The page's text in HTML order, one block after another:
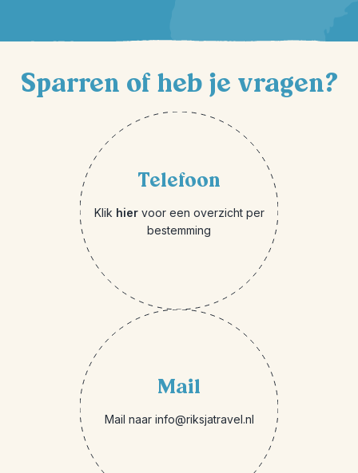
Sparren of heb je vragen?
Telefoon
Klik hiervoor een overzicht per
bestemming
Mail
Mail naar info@riksjatravel.nl